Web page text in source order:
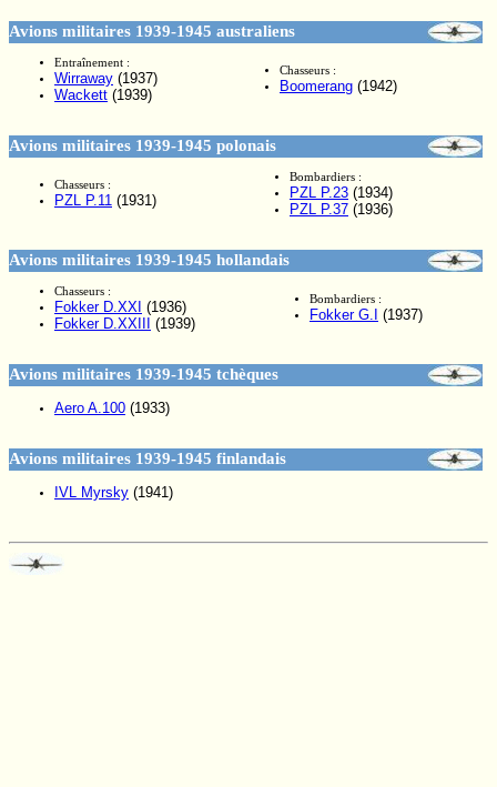
Avions militaires 1939-1945 australiens
Entraînement :
Wirraway (1937)
Wackett (1939)
Chasseurs :
Boomerang (1942)
Avions militaires 1939-1945 polonais
Chasseurs :
PZL P.11 (1931)
Bombardiers :
PZL P.23 (1934)
PZL P.37 (1936)
Avions militaires 1939-1945 hollandais
Chasseurs :
Fokker D.XXI (1936)
Fokker D.XXIII (1939)
Bombardiers :
Fokker G.I (1937)
Avions militaires 1939-1945 tchèques
Aero A.100 (1933)
Avions militaires 1939-1945 finlandais
IVL Myrsky (1941)